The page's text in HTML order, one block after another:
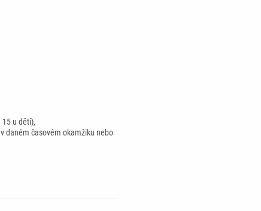
u dětí),
daném časovém okamžiku nebo